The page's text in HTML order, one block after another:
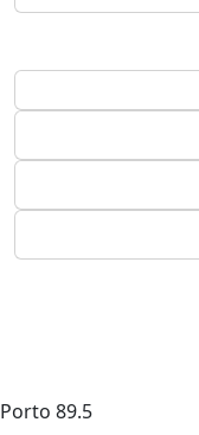
Porto 89.5